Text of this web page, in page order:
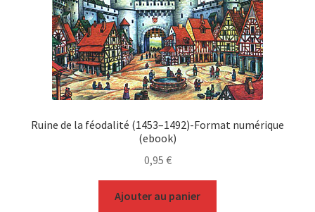
Ruine de la féodalité (1453–1492)-Format numérique
(ebook)
0,95 €
Ajouter au panier